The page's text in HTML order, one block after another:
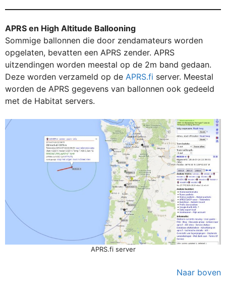
APRS en High Altitude Ballooning
Sommige ballonnen die door zendamateurs worden
opgelaten, bevatten een APRS zender. APRS
uitzendingen worden meestal op de 2m band gedaan.
Deze worden verzameld op de APRS.fi server. Meestal
worden de APRS gegevens van ballonnen ook gedeeld
met de Habitat servers.
APRS.fi server
Naar boven